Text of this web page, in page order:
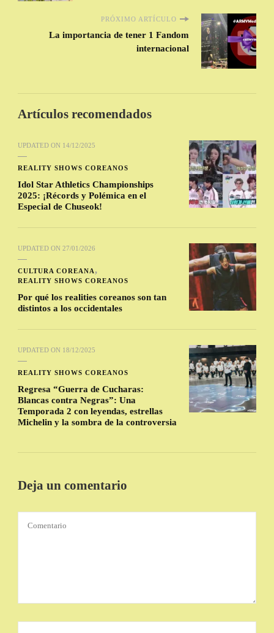
PRÓXIMO ARTÍCULO
La importancia de tener 1 Fandom
internacional
Artículos recomendados
UPDATED ON 14/12/2025
REALITY SHOWS COREANOS
Idol Star Athletics Championships
2025: ¡Récords y Polémica en el
Especial de Chuseok!
UPDATED ON 27/01/2026
CULTURA COREANA
REALITY SHOWS COREANOS
Por qué los realities coreanos son tan
distintos a los occidentales
UPDATED ON 18/12/2025
REALITY SHOWS COREANOS
Regresa “Guerra de Cucharas:
Blancas contra Negras”: Una
Temporada 2 con leyendas, estrellas
Michelin y la sombra de la controversia
Deja un comentario